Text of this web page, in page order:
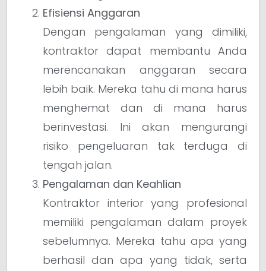
Efisiensi Anggaran
Dengan pengalaman yang dimiliki,
kontraktor dapat membantu Anda
merencanakan anggaran secara
lebih baik. Mereka tahu di mana harus
menghemat dan di mana harus
berinvestasi. Ini akan mengurangi
risiko pengeluaran tak terduga di
tengah jalan.
Pengalaman dan Keahlian
Kontraktor interior yang profesional
memiliki pengalaman dalam proyek
sebelumnya. Mereka tahu apa yang
berhasil dan apa yang tidak, serta